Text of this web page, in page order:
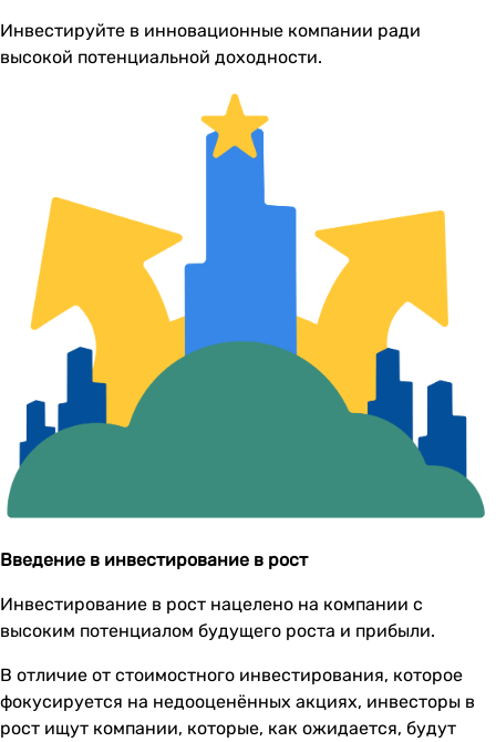
Инвестируйте в инновационные компании ради
высокой потенциальной доходности.
Введение в инвестирование в рост
Инвестирование в рост нацелено на компании с
высоким потенциалом будущего роста и прибыли.
В отличие от стоимостного инвестирования, которое
фокусируется на недооценённых акциях, инвесторы в
рост ищут компании, которые, как ожидается, будут